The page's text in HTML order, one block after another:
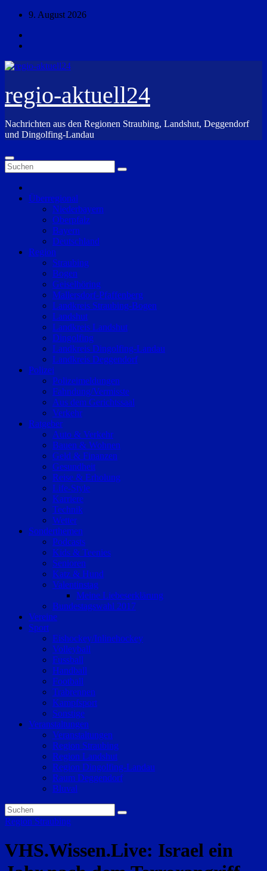
Zum
springen
9. August 2026
regio-aktuell24
Nachrichten aus den Regionen Straubing, Landshut, Deggendorf
und Dingolfing-Landau
Überregional
Niederbayern
Oberpfalz
Bayern
Deutschland
Region
Straubing
Bogen
Geiselhöring
Mallersdorf-Pfaffenberg
Landkreis Straubing-Bogen
Landshut
Landkreis Landshut
Dingolfing
Landkreis Dingolfing-Landau
Landkreis Deggendorf
Polizei
Polizeimeldungen
Fahndung/Vermisste
Aus dem Gerichtssaal
Verkehr
Ratgeber
Auto & Verkehr
Bauen & Wohnen
Geld & Finanzen
Gesundheit
Reise & Erholung
Life-Style
Karriere
Technik
Wetter
Sonderthemen
Podcasts
Kids & Teenies
Senioren
Katz & Hund
Valentinstag
Meine Liebeserklärung
Bundestagswahl 2017
Vereine
Sport
Eishockey/Inlinehockey
Volleyball
Fussball
Handball
Football
Trabrennen
Kampfsport
Sonstige
Veranstaltungen
Veranstaltungen
Region Straubing
Region Landshut
Region Dingolfing-Landau
Raum Deggendorf
Bluval
Region Straubing
VHS.Wissen.Live: Israel ein